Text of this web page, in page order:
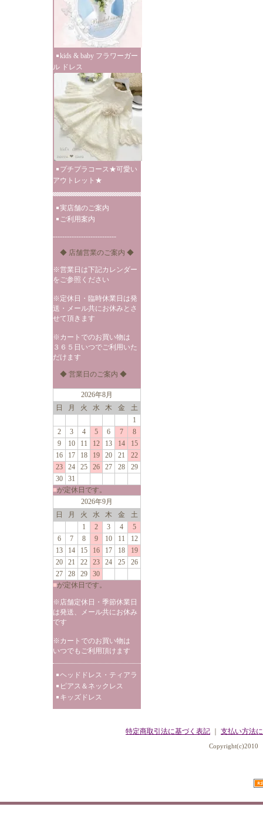
kids & baby フラワーガー
ル ドレス
プチプラコース★可愛い
アウトレット★
実店舗のご案内
ご利用案内
---------------------------
◆ 店舗営業のご案内 ◆
※営業日は下記カレンダー
をご参照ください
※定休日・臨時休業日は発
送・メール共にお休みとさ
せて頂きます
※カートでのお買い物は
３６５日いつでご利用いた
だけます
◆ 営業日のご案内 ◆
2026年8月
日
月 火 水 木 金
土
1
2
3 4 5 6 7
8
9
10 11 12 13 14
15
16
17 18 19 20 21
22
23
24 25 26 27 28
29
30
31
■が定休日です。
2026年9月
日
月 火 水 木 金
土
1
2 3 4
5
6
7 8 9 10 11
12
13
14 15 16 17 18
19
20
21 22 23 24 25
26
27
28 29
30
■が定休日です。
※店舗定休日・季節休業日
は発送、メール共にお休み
です
※カートでのお買い物は
いつでもご利用頂けます
ヘッドドレス・ティアラ
ピアス＆ネックレス
キッズドレス
特定商取引法に基づく表記 支払い方法
Copyright(c)2010